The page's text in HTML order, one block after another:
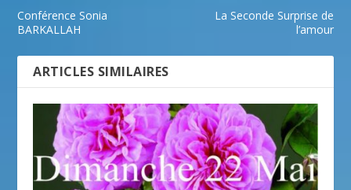
Conférence Sonia
BARKALLAH
La Seconde Surprise de
l’amour
ARTICLES SIMILAIRES